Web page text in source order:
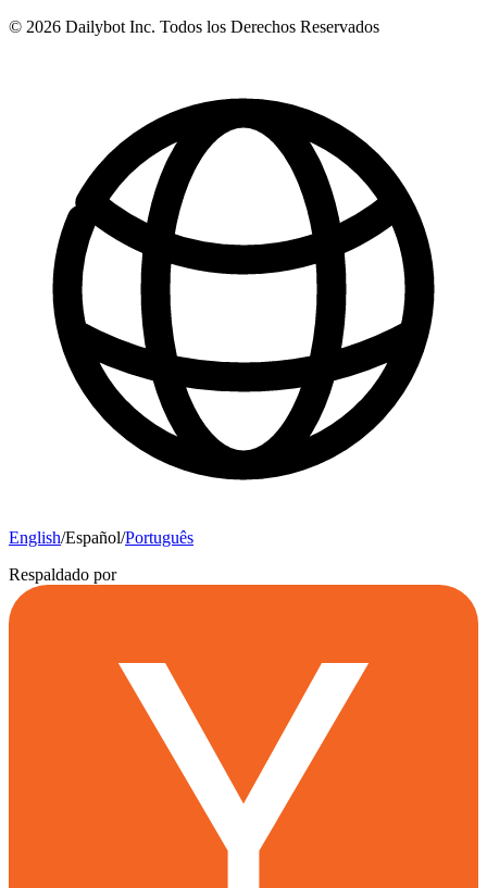
© 2026 Dailybot Inc. Todos los Derechos Reservados
English/Español/Português
Respaldado por